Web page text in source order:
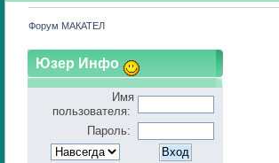
Форум МАКАТЕЛ
Юзер Инфо
Имя
пользователя:
Пароль: